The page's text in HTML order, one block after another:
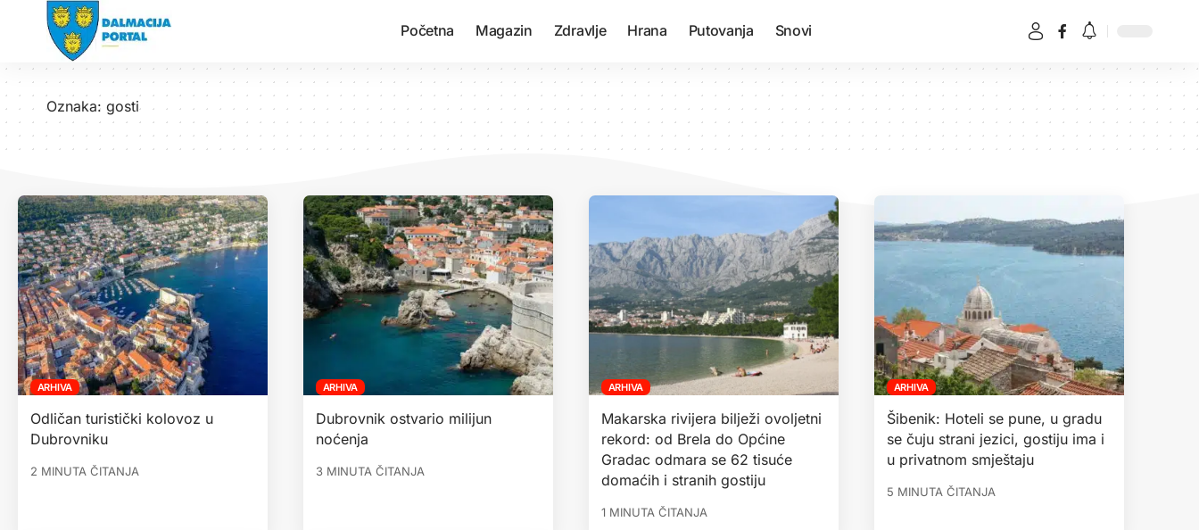
Početna Magazin Zdravlje Hrana Putovanja Snovi
Oznaka: gosti
ARHIVA
Odličan turistički kolovoz u
Dubrovniku
2 MINUTA ČITANJA
ARHIVA
Dubrovnik ostvario milijun
noćenja
3 MINUTA ČITANJA
ARHIVA
Makarska rivijera bilježi ovoljetni
rekord: od Brela do Općine
Gradac odmara se 62 tisuće
domaćih i stranih gostiju
1 MINUTA ČITANJA
ARHIVA
Šibenik: Hoteli se pune, u gradu
se čuju strani jezici, gostiju ima i
u privatnom smještaju
5 MINUTA ČITANJA